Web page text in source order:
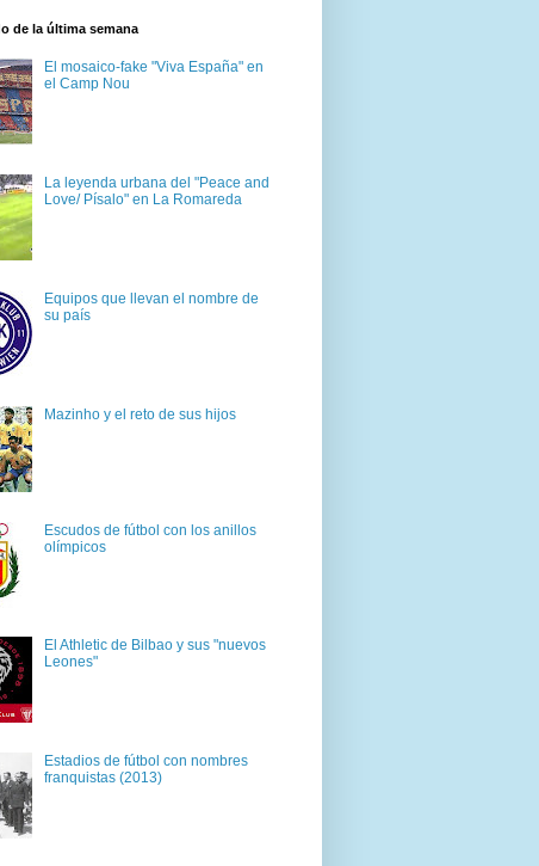
de la última semana
El mosaico-fake "Viva España" en
el Camp Nou
La leyenda urbana del "Peace and
Love/ Písalo" en La Romareda
Equipos que llevan el nombre de
su país
Mazinho y el reto de sus hijos
Escudos de fútbol con los anillos
olímpicos
El Athletic de Bilbao y sus "nuevos
Leones"
Estadios de fútbol con nombres
franquistas (2013)